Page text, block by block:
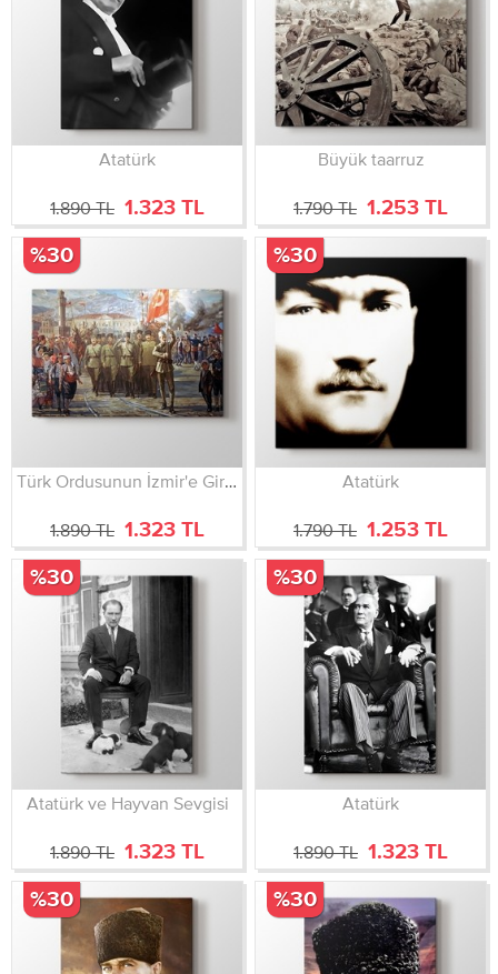
Atatürk
1.890 TL 1.323 TL
Büyük taarruz
1.790 TL 1.253 TL
Türk Ordusunun İzmir'e Girişi
1.890 TL 1.323 TL
%30
Atatürk
1.790 TL 1.253 TL
%30
Atatürk ve Hayvan Sevgisi
1.890 TL 1.323 TL
%30
Atatürk
1.890 TL 1.323 TL
%30
%30 %30